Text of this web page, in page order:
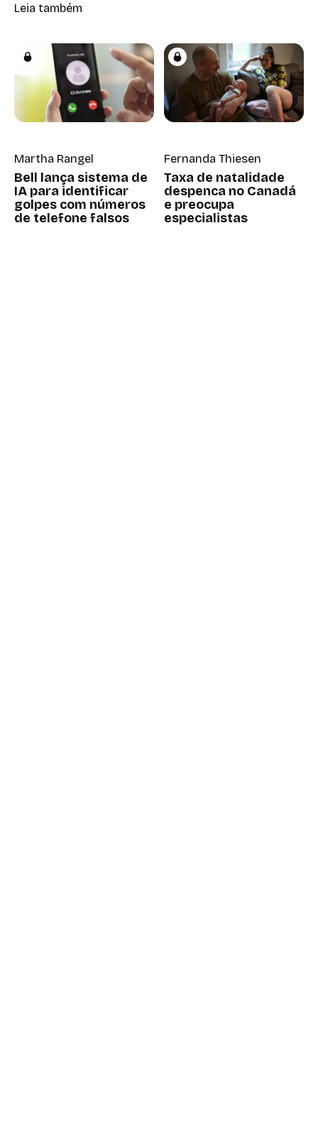
Leia também
Martha Rangel
Bell lança sistema de
IA para identificar
golpes com números
de telefone falsos
Fernanda Thiesen
Taxa de natalidade
despenca no Canadá
e preocupa
especialistas